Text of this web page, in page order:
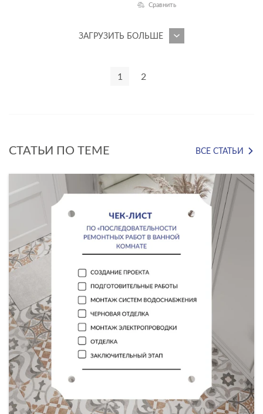
Сравнить
ЗАГРУЗИТЬ БОЛЬШЕ
1 2
СТАТЬИ ПО ТЕМЕ ВСЕ СТАТЬИ